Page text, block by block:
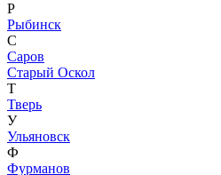
Р
Рыбинск
С
Саров
Старый Оскол
Т
Тверь
У
Ульяновск
Ф
Фурманов